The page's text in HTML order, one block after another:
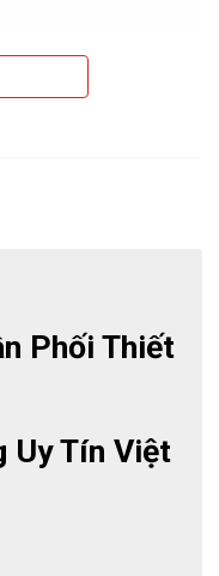
Nitrile an toàn với da
Phối Thiết
Uy Tín Việt